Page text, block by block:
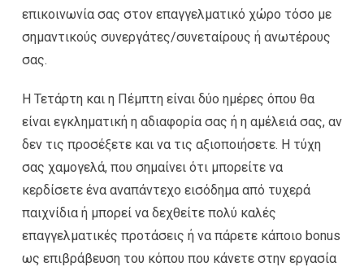
επικοινωνία σας στον επαγγελματικό χώρο τόσο με
σημαντικούς συνεργάτες/συνεταίρους ή ανωτέρους
σας.
Η Τετάρτη και η Πέμπτη είναι δύο ημέρες όπου θα
είναι εγκληματική η αδιαφορία σας ή η αμέλειά σας, αν
δεν τις προσέξετε και να τις αξιοποιήσετε. Η τύχη
σας χαμογελά, που σημαίνει ότι μπορείτε να
κερδίσετε ένα αναπάντεχο εισόδημα από τυχερά
παιχνίδια ή μπορεί να δεχθείτε πολύ καλές
επαγγελματικές προτάσεις ή να πάρετε κάποιο bonus
ως επιβράβευση του κόπου που κάνετε στην εργασία